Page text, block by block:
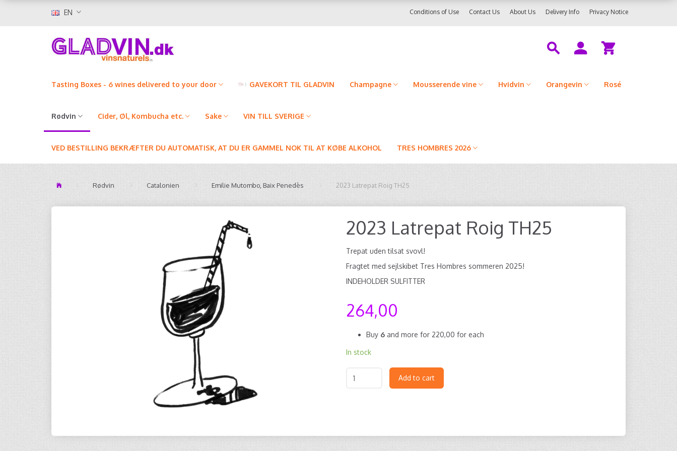
EN Privacy Notice
Delivery Info
About Us
Contact Us
Conditions of Use
Tasting Boxes - 6 wines delivered to your door GAVEKORT TIL GLADVIN Champagne Mousserende vine Hvidvin Orangevin Rosé
Rødvin Cider, Øl, Kombucha etc. Sake VIN TILL SVERIGE
VED BESTILLING BEKRÆFTER DU AUTOMATISK, AT DU ER GAMMEL NOK TIL AT KØBE ALKOHOL TRES HOMBRES 2026
Rødvin Catalonien Emilie Mutombo, Baix Penedès 2023 Latrepat Roig TH25
2023 Latrepat Roig TH25
Trepat uden tilsat svovl!
Fragtet med sejlskibet Tres Hombres sommeren 2025!
INDEHOLDER SULFITTER
264,00
Buy 6 and more for 220,00 for each
In stock
Add to cart